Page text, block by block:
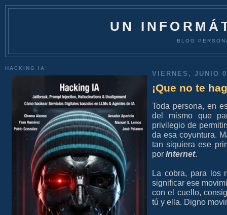
UN
BLOG
HACKING IA
VIERNES, JUNIO
¡Que no te
Toda persona, en
del mismo que
privilegio de
da esa coyuntura.
tan siquiera ese
por Internet.
La cobra, para los
significar ese
con el cuello,
tú y ella. Digno